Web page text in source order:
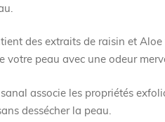
des extraits de raisin et
votre peau avec une odeur
associe les propriétés
dessécher la peau.